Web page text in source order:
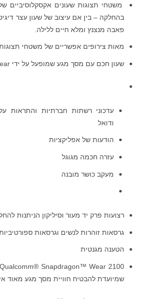
משטחי תצוגות שעונים אקסקלוסיביים
בהחלקה – בין אם עיצוב של שעון עצר
פאבה מנצנץ ומלא חיים ללילה.
מאות צירופים אפשריים של משטחי
שעון חכם עם מסך מגע שמופעל על ידי Android Wear ומספק:
עדכוני רשתות חברתיות והתראות
ודואל
הודעות של אפליקציות
עזרה חכמה מגוגל
מעקב כושר מובנה
רצועות פרק יד מעור וסיליקון הניתנות
גרסאות זוהרות לנשים וגרסאות
הטענה מגנטית
שמיועדת להבטיח חוויית מסך מגע מאוד